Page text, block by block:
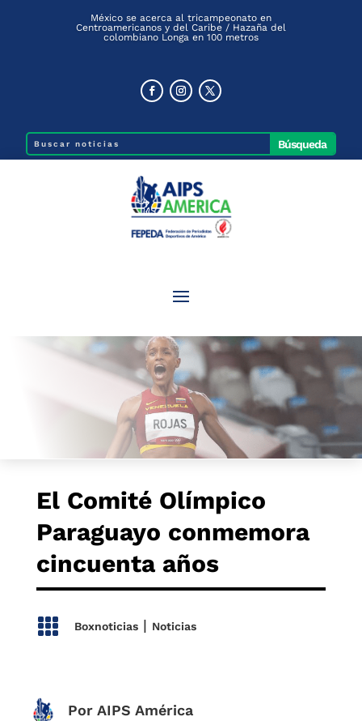
México se acerca al tricampeonato en
Centroamericanos y del Caribe / Hazaña del
colombiano Longa en 100 metros
El Comité Olímpico
Paraguayo conmemora
cincuenta años
 Boxnoticias| Noticias
Por AIPS América